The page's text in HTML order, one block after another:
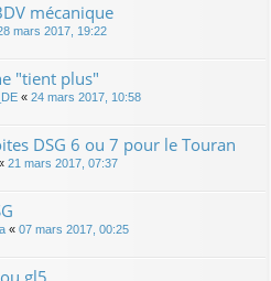
mécanique
mars 2017, 19:22
"tient plus"
« 24 mars 2017, 10:58
DSG 6 ou 7 pour le Touran
21 mars 2017, 07:37
« 07 mars 2017, 00:25